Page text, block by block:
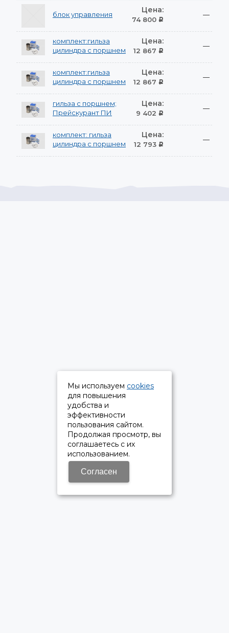
блок управления Цена:
74 800 Р
—
комплект:гильза
цилиндра с поршнем
Цена:
12 867 Р
—
комплект:гильза
цилиндра с поршнем
Цена:
12 867 Р
—
гильза с поршнем;
Прейскурант ПИ
Цена:
9 402 Р
—
комплект: гильза
цилиндра с поршнем
Цена:
12 793 Р
—
Мы используем cookies
для повышения
удобства и
эффективности
пользования сайтом.
Продолжая просмотр, вы
соглашаетесь с их
использованием.
Согласен